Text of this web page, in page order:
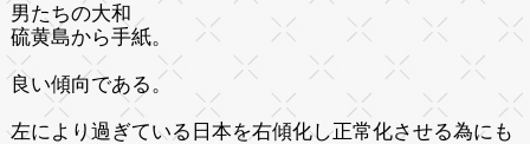
男たちの大和
硫黄島から手紙。
良い傾向である。
左により過ぎている日本を右傾化し正常化させる為にも